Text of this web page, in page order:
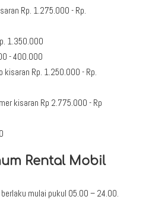
Rp. 1.275.000 - Rp.
1.350.000
- 400.000
kisaran Rp. 1.250.000 - Rp.
kisaran Rp 2.775.000 - Rp
Rental Mobil
mulai pukul 05.00 – 24.00.